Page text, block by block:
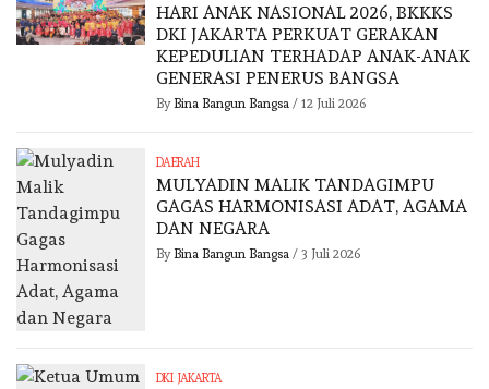
HARI ANAK NASIONAL 2026, BKKKS
DKI JAKARTA PERKUAT GERAKAN
KEPEDULIAN TERHADAP ANAK-ANAK
GENERASI PENERUS BANGSA
By Bina Bangun Bangsa/ 12 Juli 2026
DAERAH
MULYADIN MALIK TANDAGIMPU
GAGAS HARMONISASI ADAT, AGAMA
DAN NEGARA
By Bina Bangun Bangsa/ 3 Juli 2026
DKI JAKARTA